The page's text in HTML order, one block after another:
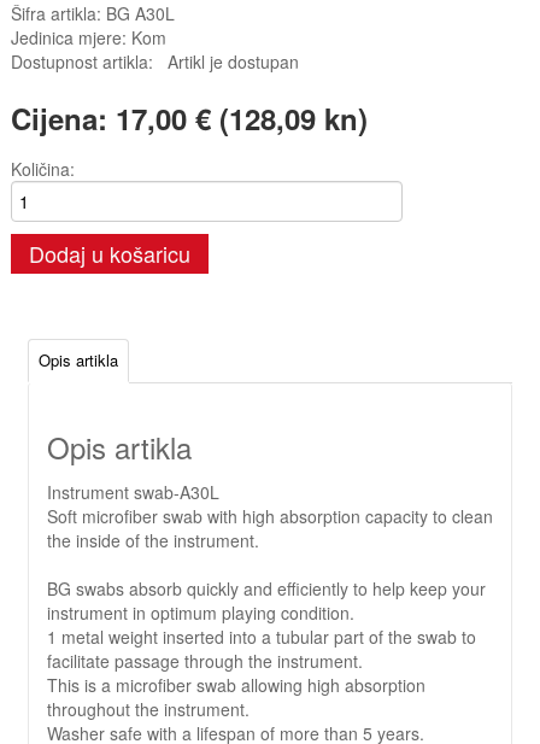
Šifra artikla: BG A30L
Jedinica mjere: Kom
Dostupnost artikla: Artikl je dostupan
Cijena: 17,00 € (128,09 kn)
Količina:
Dodaj u košaricu
Opis artikla
Opis artikla
Instrument swab-A30L
Soft microfiber swab with high absorption capacity to clean
the inside of the instrument.
BG swabs absorb quickly and efficiently to help keep your
instrument in optimum playing condition.
1 metal weight inserted into a tubular part of the swab to
facilitate passage through the instrument.
This is a microfiber swab allowing high absorption
throughout the instrument.
Washer safe with a lifespan of more than 5 years.